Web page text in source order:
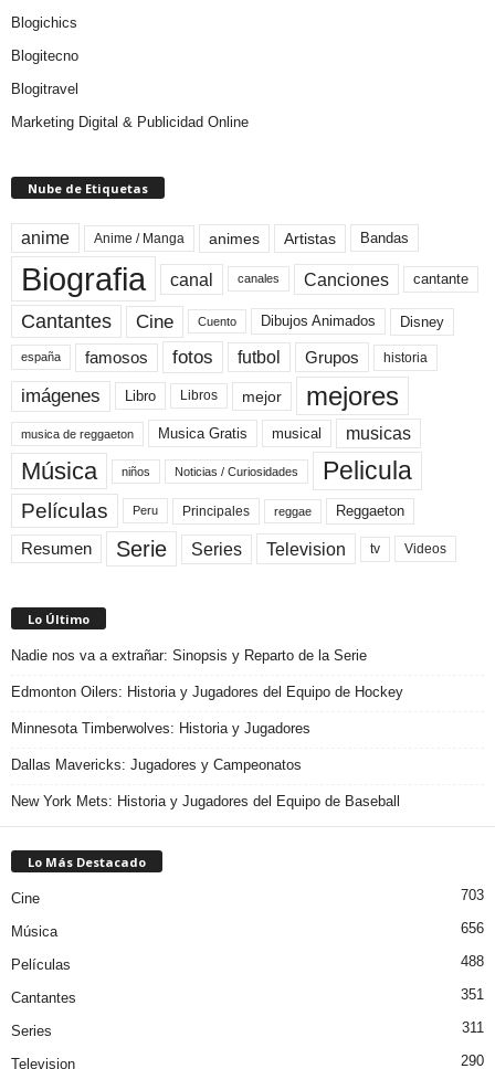
Blogichics
Blogitecno
Blogitravel
Marketing Digital & Publicidad Online
Nube de Etiquetas
anime Anime / Manga animes Artistas Bandas
Biografia canal canales Canciones cantante
Cantantes Cine Cuento Dibujos Animados Disney
españa famosos fotos futbol Grupos historia
imágenes Libro Libros mejor mejores
musica de reggaeton Musica Gratis musical musicas
Música niños Noticias / Curiosidades Pelicula
Películas Peru Principales reggae Reggaeton
Resumen Serie Series Television tv Videos
Lo Último
Nadie nos va a extrañar: Sinopsis y Reparto de la Serie
Edmonton Oilers: Historia y Jugadores del Equipo de Hockey
Minnesota Timberwolves: Historia y Jugadores
Dallas Mavericks: Jugadores y Campeonatos
New York Mets: Historia y Jugadores del Equipo de Baseball
Lo Más Destacado
Cine 703
Música 656
Películas 488
Cantantes 351
Series 311
Television 290